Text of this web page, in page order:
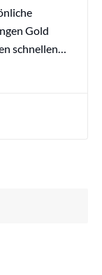
Gold
schnellen…